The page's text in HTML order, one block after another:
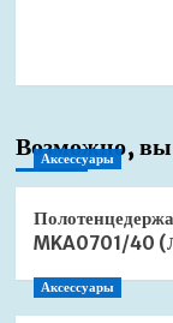
Возможно, вы
Аксессуары
MKA0701/40
Аксессуары